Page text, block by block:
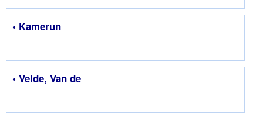
• Kamerun
• Velde, Van de